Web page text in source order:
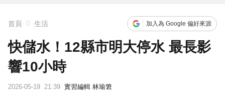
首頁 生活 加入為 Google 偏好來源
快儲水！12縣市明大停水 最長影
響10小時
2026-05-19 21:39 實習編輯 林瑜䇹